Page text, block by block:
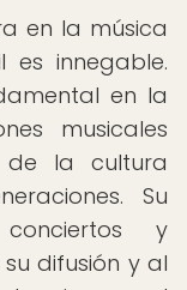
en la música
es innegable.
en la
musicales
de la cultura
Su
y
difusión y al